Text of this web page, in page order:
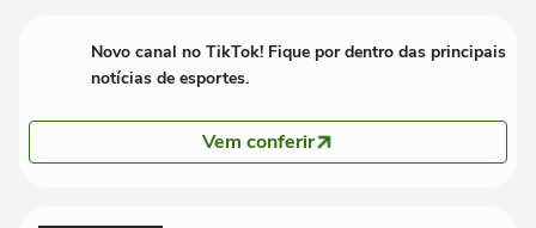
Novo canal no TikTok! Fique por dentro das principais
notícias de esportes.
Vem conferir